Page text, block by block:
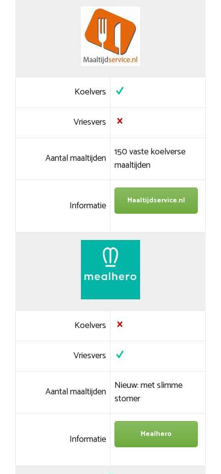
Koelvers
Vriesvers
Aantal maaltijden 150 vaste koelverse
maaltijden
Informatie Maaltijdservice.nl
Koelvers
Vriesvers
Aantal maaltijden Nieuw: met slimme
stomer
Informatie Mealhero